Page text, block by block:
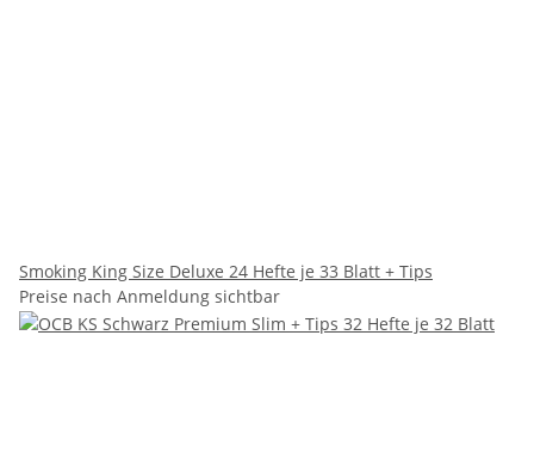
Smoking King Size Deluxe 24 Hefte je 33 Blatt + Tips
Preise nach Anmeldung sichtbar